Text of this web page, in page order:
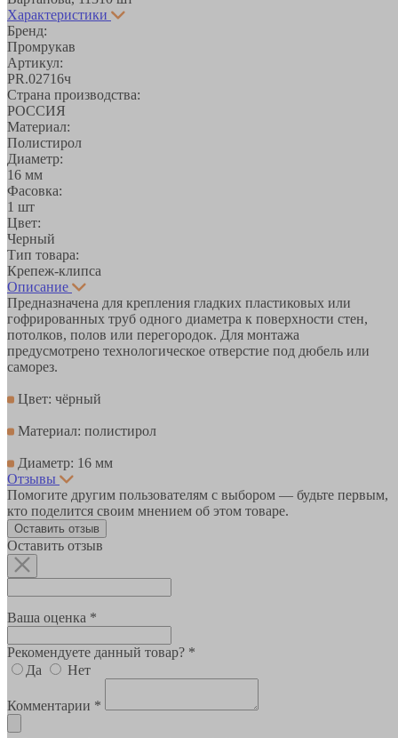
Характеристики
Бренд:
Промрукав
Артикул:
PR.02716ч
Страна производства:
РОССИЯ
Материал:
Полистирол
Диаметр:
16 мм
Фасовка:
1 шт
Цвет:
Черный
Тип товара:
Крепеж-клипса
Описание
Предназначена для крепления гладких пластиковых или
гофрированных труб одного диаметра к поверхности стен,
потолков, полов или перегородок. Для монтажа
предусмотрено технологическое отверстие под дюбель или
саморез.
Цвет: чёрный
Материал: полистирол
Диаметр: 16 мм
Отзывы
Помогите другим пользователям с выбором — будьте первым,
кто поделится своим мнением об этом товаре.
Оставить отзыв
Оставить отзыв
Ваша оценка *
Рекомендуете данный товар? *
Да
Нет
Комментарии *